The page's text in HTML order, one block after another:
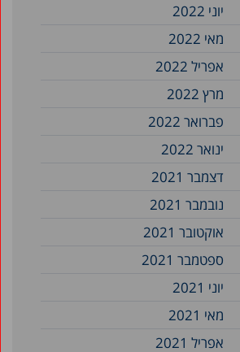
יוני 2022
מאי 2022
אפריל 2022
מרץ 2022
פברואר 2022
ינואר 2022
דצמבר 2021
נובמבר 2021
אוקטובר 2021
ספטמבר 2021
יוני 2021
מאי 2021
אפריל 2021